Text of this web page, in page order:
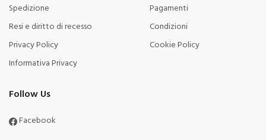
Spedizione
Pagamenti
Resi e diritto di recesso
Condizioni
Privacy Policy
Cookie Policy
Informativa Privacy
Follow Us
Facebook